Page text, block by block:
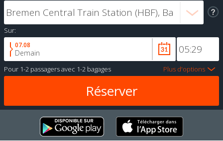
Sur:
07.08
Demain
Pour 1-2 passagersavec 1-2 bagages Plus d'options